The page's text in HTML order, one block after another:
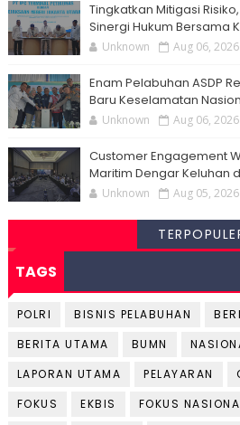
Tingkatkan Mitigasi
Sinergi Hukum Bersama
Unknown Aug 06, 2026
Enam Pelabuhan ASDP
Baru Keselamatan
Unknown Aug 06, 2026
Customer Engagement
Maritim Dengar Keluhan
Unknown Aug 05, 2026
TAGS
POLRI BISNIS PELABUHAN
BERITA UTAMA
BUMN
LAPORAN UTAMA
PELAYARAN
FOKUS
EKBIS FOKUS